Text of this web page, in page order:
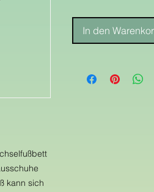
kann sich
In den